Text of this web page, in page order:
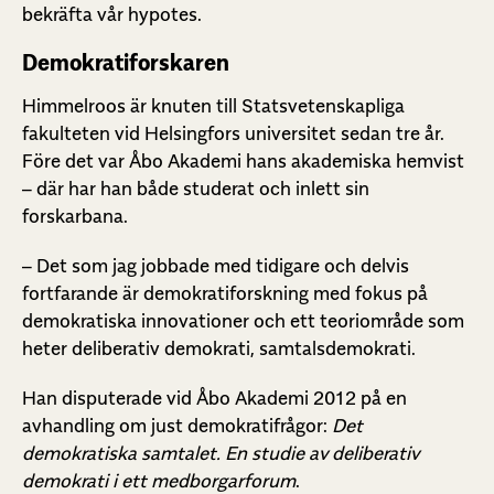
bekräfta vår hypotes.
Demokratiforskaren
Himmelroos är knuten till Statsvetenskapliga
fakulteten vid Helsingfors universitet sedan tre år.
Före det var Åbo Akademi hans akademiska hemvist
– där har han både studerat och inlett sin
forskarbana.
– Det som jag jobbade med tidigare och delvis
fortfarande är demokratiforskning med fokus på
demokratiska innovationer och ett teoriområde som
heter deliberativ demokrati, samtalsdemokrati.
Han disputerade vid Åbo Akademi 2012 på en
avhandling om just demokratifrågor: Det
demokratiska samtalet. En studie av deliberativ
demokrati i ett medborgarforum.